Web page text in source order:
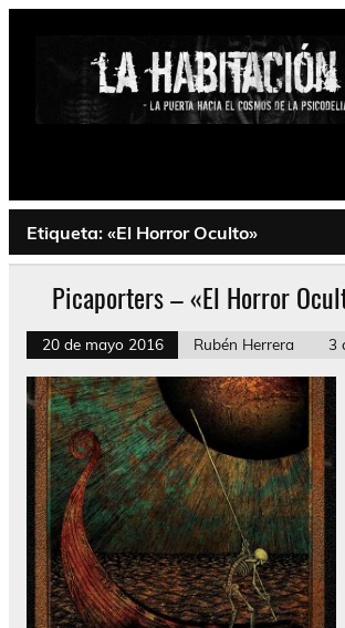
Saltar
Psychedelic, Stoner, Doom, Sludge,
Etiqueta: «El Horror Oculto»
Picaporters – «El Horror
20 de mayo 2016 Rubén Herrera 3